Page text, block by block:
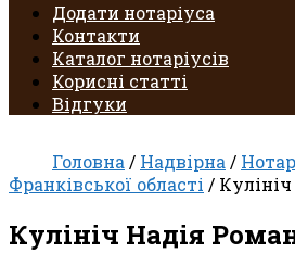
Додати нотаріуса
Контакти
Каталог нотаріусів
Корисні статті
Відгуки
Головна / Надвірна /
Франківської області /
Кулініч Надія